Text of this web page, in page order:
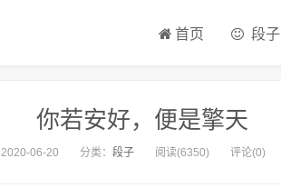
首页 段子
你若安好，便是擎天
2020-06-20 分类： 段子 阅读(6350) 评论(0)